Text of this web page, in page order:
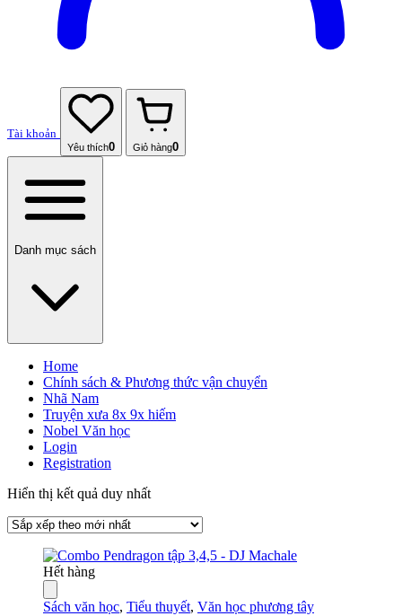
Tài khoản
Yêu thích0 Giỏ hàng0
Danh mục sách
Home
Chính sách & Phương thức vận chuyển
Nhã Nam
Truyện xưa 8x 9x hiếm
Nobel Văn học
Login
Registration
Hiển thị kết quả duy nhất
Hết hàng
Sách văn học, Tiểu thuyết, Văn học phương tây